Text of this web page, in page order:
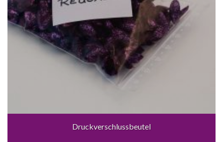
Druckverschlussbeutel